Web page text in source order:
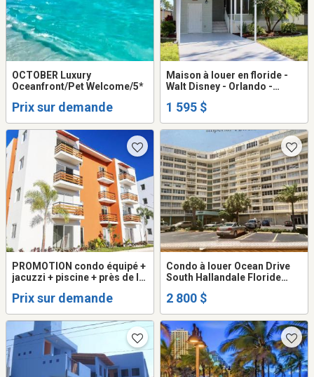
OCTOBER Luxury
Oceanfront/Pet Welcome/5*
Prix sur demande
Maison à louer en floride -
Walt Disney - Orlando -
1 595 $
PROMOTION condo équipé +
jacuzzi + piscine + près de la
Prix sur demande
Condo à louer Ocean Drive
South Hallandale Floride
2 800 $